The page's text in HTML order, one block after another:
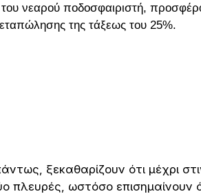
νεαρού ποδοσφαιριστή,
της τάξεως του 25%.
ξεκαθαρίζουν ότι μέχρι
πλευρές, ωστόσο επισημαίνουν